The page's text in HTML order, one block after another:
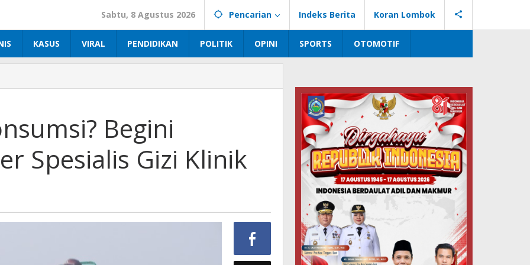
Sabtu, 8 Agustus 2026 Pencarian Indeks Berita Koran Lombok
KASUS VIRAL PENDIDIKAN POLITIK OPINI SPORTS OTOMOTIF
Begini
Spesialis Gizi Klinik